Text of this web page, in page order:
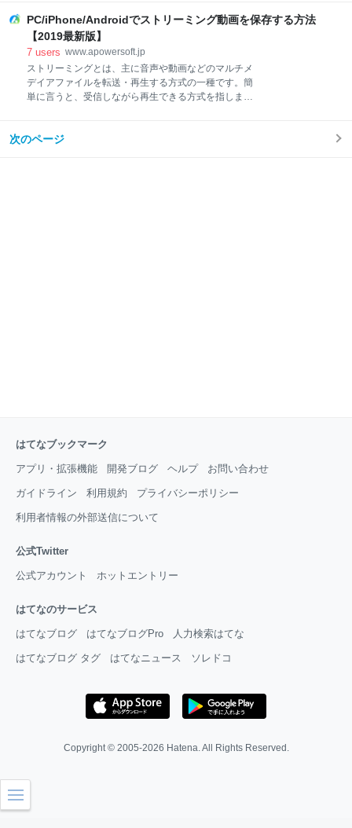
ル・ユーザーの生放送が放送終了しても、視聴するこ
とができちゃいます。 放送によって異なりますが、大
体約１週間視聴可能となります。また、注意して欲し
上前にタイムシフト予約が必要です。プレミアム会員
なら、予約なしで視聴可能です。視聴できる番組の数
についても、一般会員10件、プレミアム会員30件であ
間、好きなタイミングでニコ生の番組を見ることがで
PC/iPhone/Androidでストリーミング動画を保存する方法
【2019最新版】
7 users www.apowersoft.jp
ストリーミングとは、主に音声や動画などのマルチメ
デイアファイルを転送・再生する方式の一種です。簡
単に言うと、受信しながら再生できる方式を指しま
ナーなサイトであったり、あるいは独自に自サイトで
次のページ
はてなブックマーク
アプリ・拡張機能 開発ブログ ヘルプ お問い合わせ
ガイドライン 利用規約 プライバシーポリシー
利用者情報の外部送信について
公式Twitter
公式アカウント ホットエントリー
はてなのサービス
はてなブログ はてなブログPro 人力検索はてな
はてなブログ タグ はてなニュース ソレドコ
Copyright © 2005-2026 Hatena. All Rights Reserved.